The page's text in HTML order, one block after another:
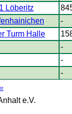
Löberitz
-
Turm Halle
-
-
-
e.V.